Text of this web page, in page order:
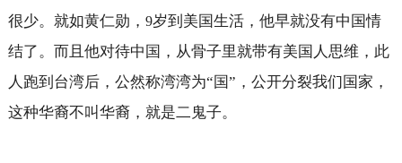
很少。就如黄仁勋， 9岁到美国生活，他早就没有中国情
结了。而且他对待中国，从骨子里就带有美国人思维，此
人跑到台湾后，公然称湾湾为“国”，公开分裂我们国家，
这种华裔不叫华裔，就是二鬼子。